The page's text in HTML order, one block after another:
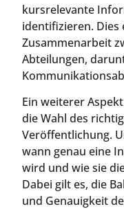
kursrelevante
identifizieren.
Zusammenarbeit
Abteilungen,
Ein weiterer
die Wahl des
Veröffentlichung.
wann genau eine
wird und wie sie
Dabei gilt es, die
und Genauigkeit